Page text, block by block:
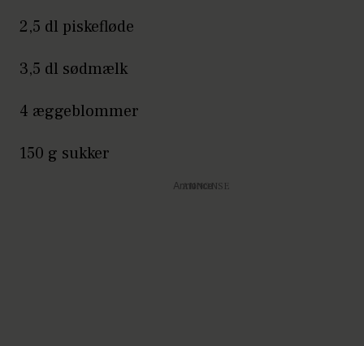
2,5 dl piskefløde
3,5 dl sødmælk
4 æggeblommer
150 g sukker
Annonce